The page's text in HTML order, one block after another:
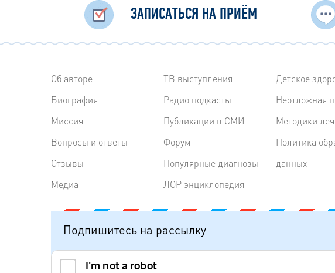
ЗАПИСАТЬСЯ НА ПРИЁМ
Об авторе
Биография
Миссия
Вопросы и ответы
Отзывы
Медиа
ТВ выступления
Радиo подкасты
Публикации в СМИ
Форум
Популярные диагнозы
ЛОР энциклопедия
Детское
Неотложная
Методики
Политика
данных
Подпишитесь на рассылку